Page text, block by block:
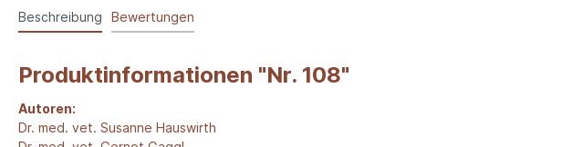
Beschreibung Bewertungen
Produktinformationen "Nr. 108"
Autoren:
Dr. med. vet. Susanne Hauswirth